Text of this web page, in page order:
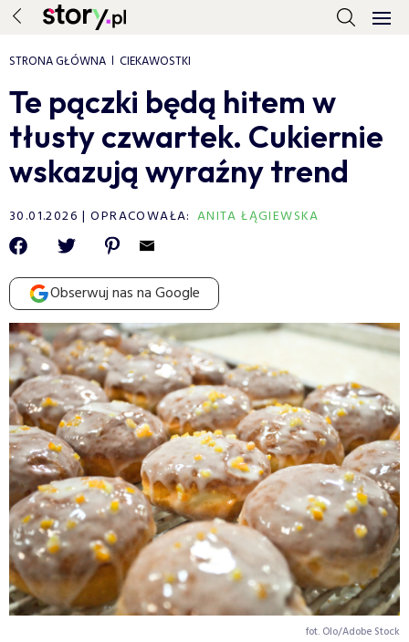
STRONA GŁÓWNA CIEKAWOSTKI
Te pączki będą hitem w
tłusty czwartek. Cukiernie
wskazują wyraźny trend
30.01.2026 OPRACOWAŁA: ANITA ŁĄGIEWSKA
Obserwuj nas na Google
fot. Olo/Adobe Stock